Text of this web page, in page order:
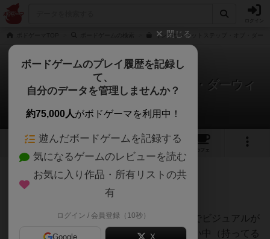
イン・ザ・フットステップ・オブ・ダー
イン・ザ・フットステップ・オブ・ダーウィ
ン
tamioさんのレビュー
3 4
カフェ
374名 4名 0 8ヶ月前
去年のドイツ年間ゲーム大賞ノミネート作でビジュアルが
気になっていたのだが、あまり出回ってない中（持ってる
閉じる
ボードゲームのプレイ履歴を記録し
て、
自分のデータを管理しませんか？
約75,000人がボドゲーマを利用中！
遊んだボードゲームを記録する
気になるゲームのレビューを読む
お気に入り作品・所有リストの共
有
ログイン / 会員登録（10秒）
Google X